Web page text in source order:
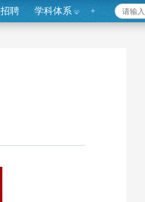
招聘 学科体系 +